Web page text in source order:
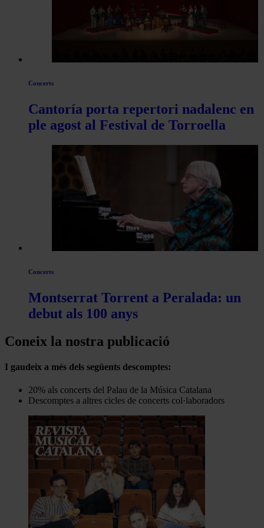
Concerts
Cantoría porta repertori nadalenc en
ple agost al Festival de Torroella
Concerts
Montserrat Torrent a Peralada: un
debut als 100 anys
Coneix la nostra publicació
I gaudeix a més dels següents descomptes:
20% als concerts del Palau de la Música Catalana
Descomptes a altres cicles de concerts col·laboradors